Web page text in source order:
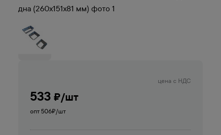
цена с НДС
533 ₽/шт
опт 506₽/шт